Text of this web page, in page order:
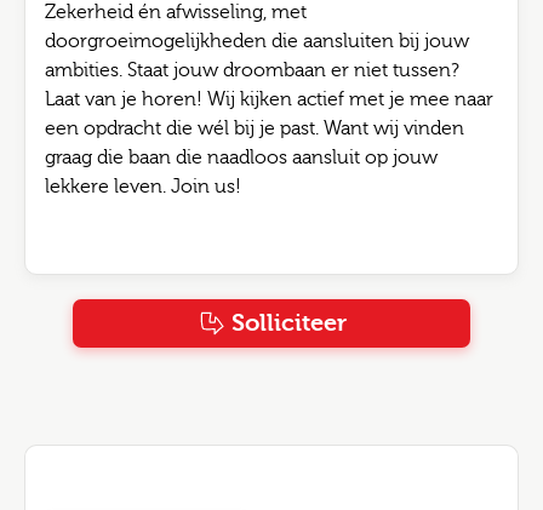
Zekerheid én afwisseling, met
doorgroeimogelijkheden die aansluiten bij jouw
ambities. Staat jouw droombaan er niet tussen?
Laat van je horen! Wij kijken actief met je mee naar
een opdracht die wél bij je past. Want wij vinden
graag die baan die naadloos aansluit op jouw
lekkere leven. Join us!
Solliciteer